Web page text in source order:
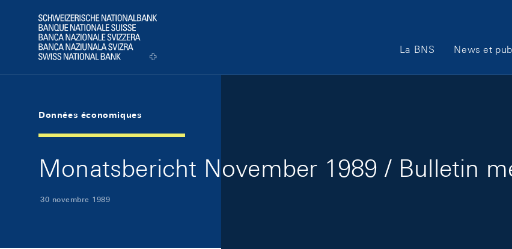
Logo
Main Navigation
La BNS News et
Données économiques
Monatsbericht November 1989 / Bulletin
30 novembre 1989